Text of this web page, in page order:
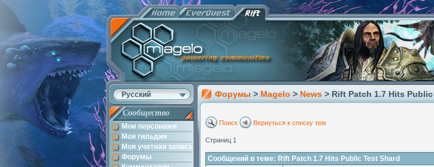
Русский
Сообщество
Мои персонажи
Моя гильдия
Моя учетная запись
Форумы
Форумы > Magelo > News > Rift Patch 1.7 Hits
Поиск Вернуться к списку тем
Страниц 1
Сообщений в теме: Rift Patch 1.7 Hits Public Test Shard